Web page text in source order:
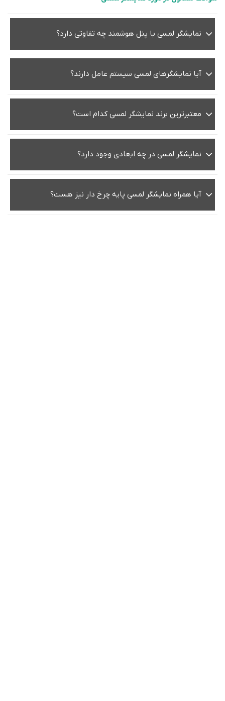
نمایشگر لمسی با پنل هوشمند چه تفاوتی دارد؟
آیا نمایشگرهای لمسی سیستم عامل دارند؟
معتبرترین برند نمایشگر لمسی کدام است؟
نمایشگر لمسی در چه ابعادی وجود دارد؟
آیا همراه نمایشگر لمسی پایه چرخ دار نیز هست؟